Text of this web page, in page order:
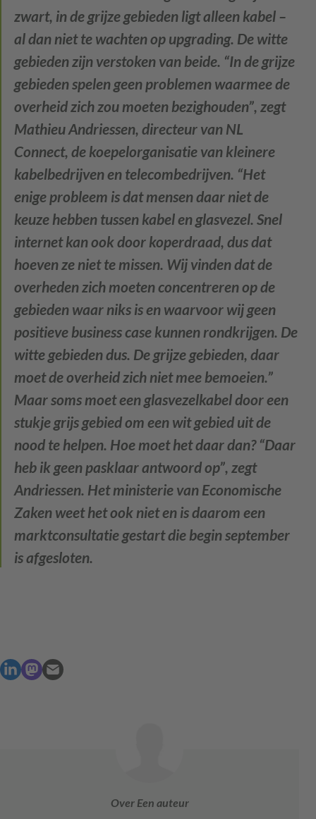
zwart, in de grijze gebieden ligt alleen kabel –
al dan niet te wachten op upgrading. De witte
gebieden zijn verstoken van beide. “In de grijze
gebieden spelen geen problemen waarmee de
overheid zich zou moeten bezighouden”, zegt
Mathieu Andriessen, directeur van NL
Connect, de koepelorganisatie van kleinere
kabelbedrijven en telecombedrijven. “Het
enige probleem is dat mensen daar niet de
keuze hebben tussen kabel en glasvezel. Snel
internet kan ook door koperdraad, dus dat
hoeven ze niet te missen. Wij vinden dat de
overheden zich moeten concentreren op de
gebieden waar niks is en waarvoor wij geen
positieve business case kunnen rondkrijgen. De
witte gebieden dus. De grijze gebieden, daar
moet de overheid zich niet mee bemoeien.”
Maar soms moet een glasvezelkabel door een
stukje grijs gebied om een wit gebied uit de
nood te helpen. Hoe moet het daar dan? “Daar
heb ik geen pasklaar antwoord op”, zegt
Andriessen. Het ministerie van Economische
Zaken weet het ook niet en is daarom een
marktconsultatie gestart die begin september
is afgesloten.
Over Een auteur